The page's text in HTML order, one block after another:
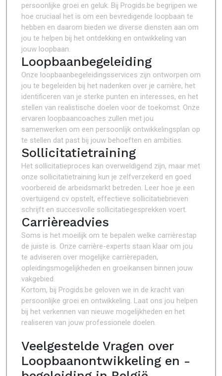
persoonlijke groei en geluk. Bij Progids.be begrijpen we
hoe cruciaal het is om een bevredigende loopbaan te
hebben en daarom bieden we diverse diensten aan om
jou te helpen bij het ontdekking en ontwikkeling van
jouw loopbaan.
Loopbaanbegeleiding
Onze loopbaanbegeleidingsservices zijn ontworpen om
jou te begeleiden bij het nadenken over je carrière, het
identificeren van je sterke punten en interesses, en het
stellen van realistische doelen voor de toekomst. Onze
ervaren loopbaancoaches zullen met jou
samenwerken om een persoonlijk ontwikkelingsplan op
te stellen dat past bij jouw behoeften en ambities.
Sollicitatietraining
Het sollicitatieproces kan overweldigend zijn, maar met
onze sollicitatietraining kun je zelfverzekerd en goed
voorbereid de arbeidsmarkt betreden. Leer hoe je een
overtuigend cv opstelt, effectieve sollicitatiebrieven
schrijft en succesvolle sollicitatiegesprekken voert.
Carrièreadvies
Soms is het moeilijk om te bepalen welke carrièrestap
de juiste is. Onze carrière-experts staan klaar om jou
te adviseren over mogelijke carrièrepaden,
opleidingsmogelijkheden en groeikansen binnen jouw
vakgebied.
Kortom, bij Progids.be geloven we in de kracht van
persoonlijke groei en ontwikkeling. Laat ons jou helpen
bij het verkennen van nieuwe mogelijkheden en het
realiseren van jouw professionele doelen.
Veelgestelde Vragen over
Loopbaanontwikkeling en -